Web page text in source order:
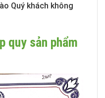
Quý khách không
quy sản phẩm